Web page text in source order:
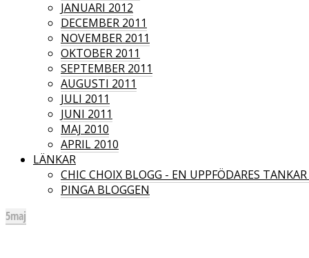
JANUARI 2012
DECEMBER 2011
NOVEMBER 2011
OKTOBER 2011
SEPTEMBER 2011
AUGUSTI 2011
JULI 2011
JUNI 2011
MAJ 2010
APRIL 2010
LÄNKAR
CHIC CHOIX BLOGG - EN UPPFÖDARES
PINGA BLOGGEN
5maj